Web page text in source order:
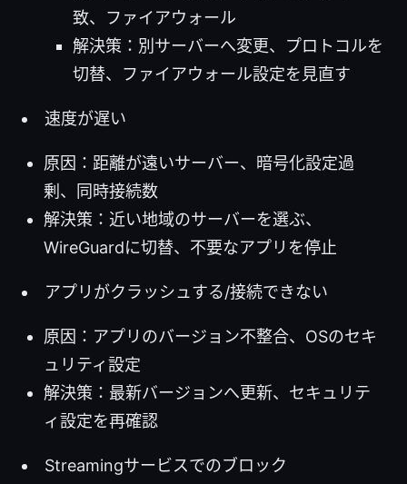
致、ファイアウォール
解決策：別サーバーへ変更、プロトコルを
切替、ファイアウォール設定を見直す
速度が遅い
原因：距離が遠いサーバー、暗号化設定過
剰、同時接続数
解決策：近い地域のサーバーを選ぶ、
WireGuardに切替、不要なアプリを停止
アプリがクラッシュする/接続できない
原因：アプリのバージョン不整合、OSのセキ
ュリティ設定
解決策：最新バージョンへ更新、セキュリテ
ィ設定を再確認
Streamingサービスでのブロック